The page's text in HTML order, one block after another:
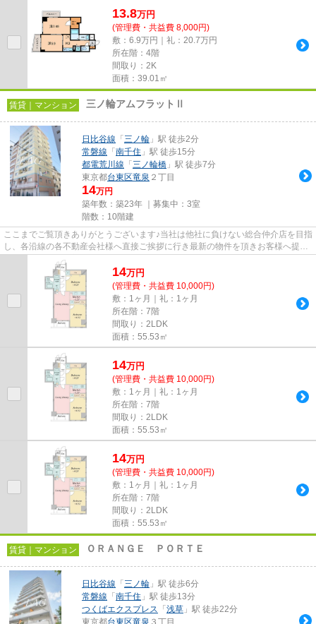
13.8万円
(管理費・共益費 8,000円)
敷：6.9万円｜礼：20.7万円
所在階：4階
間取り：2K
面積：39.01㎡
賃貸｜マンション 三ノ輪アムフラットⅡ
日比谷線 「 三ノ輪 」駅 徒歩2分
常磐線 「 南千住 」駅 徒歩15分
都電荒川線 「 三ノ輪橋 」駅 徒歩7分
東京都台東区竜泉 ２丁目
14万円
築年数：築23年 ｜募集中： 3室
階数：10階建
ここまでご覧頂きありがとうございます♪当社は他社に負けない総合仲介店を目指
し、各沿線の各不動産会社様へ直接ご挨拶に行き最新の物件を頂きお客様へ提供
しております！最新の情報は...
14万円
(管理費・共益費 10,000円)
敷：1ヶ月｜礼：1ヶ月
所在階：7階
間取り：2LDK
面積：55.53㎡
14万円
(管理費・共益費 10,000円)
敷：1ヶ月｜礼：1ヶ月
所在階：7階
間取り：2LDK
面積：55.53㎡
14万円
(管理費・共益費 10,000円)
敷：1ヶ月｜礼：1ヶ月
所在階：7階
間取り：2LDK
面積：55.53㎡
賃貸｜マンション ＯＲＡＮＧＥ ＰＯＲＴＥ
日比谷線 「 三ノ輪 」駅 徒歩6分
常磐線 「 南千住 」駅 徒歩13分
つくばエクスプレス 「 浅草 」駅 徒歩22分
東京都台東区竜泉 ３丁目